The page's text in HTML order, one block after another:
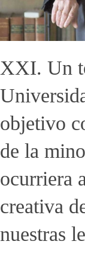
XXI. Un
objetivo
de la
ocurriera
creativa
nuestras